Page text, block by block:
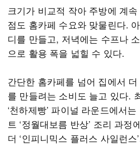
크기가 비교적 작아 주방에 계
점도 홈카페 수요와 맞물린다.
디를 만들고, 저녁에는 수프나
으로 활용 폭을 넓힐 수 있다.
간단한 홈카페를 넘어 집에서
를 만들려는 소비도 늘고 있다.
‘천하제빵’ 파이널 라운드에서
트 ‘정월대보름 반상’ 조리 과정
더 ‘인피니믹스 플러스 사일런스